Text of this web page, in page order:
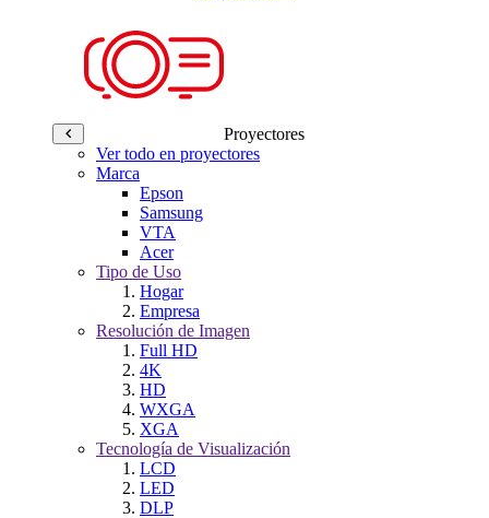
Proyectores
Ver todo en proyectores
Marca
Epson
Samsung
VTA
Acer
Tipo de Uso
Hogar
Empresa
Resolución de Imagen
Full HD
4K
HD
WXGA
XGA
Tecnología de Visualización
LCD
LED
DLP